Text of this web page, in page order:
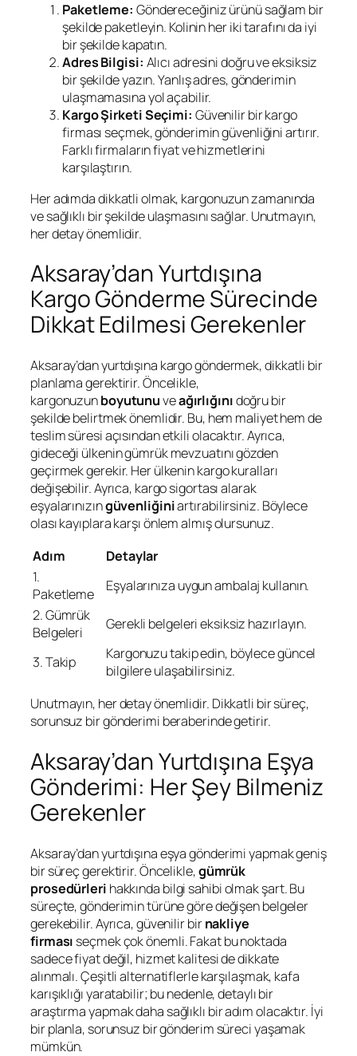
Paketleme: Göndereceğiniz ürünü sağlam bir
şekilde paketleyin. Kolinin her iki tarafını da iyi
bir şekilde kapatın.
Adres Bilgisi: Alıcı adresini doğru ve eksiksiz
bir şekilde yazın. Yanlış adres, gönderimin
ulaşmamasına yol açabilir.
Kargo Şirketi Seçimi: Güvenilir bir kargo
firması seçmek, gönderimin güvenliğini artırır.
Farklı firmaların fiyat ve hizmetlerini
karşılaştırın.
Her adımda dikkatli olmak, kargonuzun zamanında
ve sağlıklı bir şekilde ulaşmasını sağlar. Unutmayın,
her detay önemlidir.
Aksaray’dan Yurtdışına
Kargo Gönderme Sürecinde
Dikkat Edilmesi Gerekenler
Aksaray’dan yurtdışına kargo göndermek, dikkatli bir
planlama gerektirir. Öncelikle,
kargonuzunboyutunuveağırlığınıdoğru bir
şekilde belirtmek önemlidir. Bu, hem maliyet hem de
teslim süresi açısından etkili olacaktır. Ayrıca,
gideceği ülkenin gümrük mevzuatını gözden
geçirmek gerekir. Her ülkenin kargo kuralları
değişebilir. Ayrıca, kargo sigortası alarak
eşyalarınızıngüvenliğiniartırabilirsiniz. Böylece
olası kayıplara karşı önlem almış olursunuz.
Adım
Detaylar
1.
Paketleme
Eşyalarınıza uygun ambalaj kullanın.
2. Gümrük
Belgeleri
Gerekli belgeleri eksiksiz hazırlayın.
3. Takip
Kargonuzu takip edin, böylece güncel
bilgilere ulaşabilirsiniz.
Unutmayın, her detay önemlidir. Dikkatli bir süreç,
sorunsuz bir gönderimi beraberinde getirir.
Aksaray’dan Yurtdışına Eşya
Gönderimi: Her Şey Bilmeniz
Gerekenler
Aksaray’dan yurtdışına eşya gönderimi yapmak geniş
bir süreç gerektirir. Öncelikle,gümrük
prosedürleri hakkında bilgi sahibi olmak şart. Bu
süreçte, gönderimin türüne göre değişen belgeler
gerekebilir. Ayrıca, güvenilir birnakliye
firması seçmek çok önemli. Fakat bu noktada
sadece fiyat değil, hizmet kalitesi de dikkate
alınmalı. Çeşitli alternatiflerle karşılaşmak, kafa
karışıklığı yaratabilir; bu nedenle, detaylı bir
araştırma yapmak daha sağlıklı bir adım olacaktır. İyi
bir planla, sorunsuz bir gönderim süreci yaşamak
mümkün.